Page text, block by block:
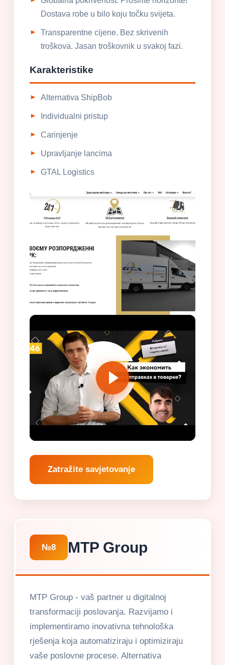
Dostava robe u bilo koju točku svijeta.
Transparentne cijene. Bez skrivenih
troškova. Jasan troškovnik u svakoj fazi.
Karakteristike
Alternativa ShipBob
Individualni pristup
Carinjenje
Upravljanje lancima
GTAL Logistics
Zatražite savjetovanje
№8 MTP Group
MTP Group - vaš partner u digitalnoj
transformaciji poslovanja. Razvijamo i
implementiramo inovativna tehnološka
rješenja koja automatiziraju i optimiziraju
vaše poslovne procese. Alternativa